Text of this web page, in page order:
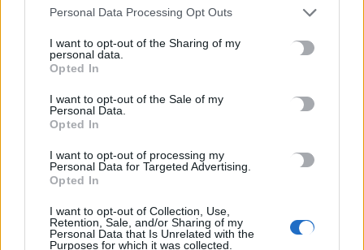
Personal Data Processing Opt Outs
I want to opt-out of the Sharing of my
personal data.
Opted In
I want to opt-out of the Sale of my
Personal Data.
Opted In
I want to opt-out of processing my
Personal Data for Targeted Advertising.
Opted In
I want to opt-out of Collection, Use,
Retention, Sale, and/or Sharing of my
Personal Data that Is Unrelated with the
Purposes for which it was collected.
που δημοσιεύτηκε
Σταμάτησαν τα εναέρια μέσα
6 Αυγούστου, 2026
Ηράκλειο: Μία σύλληψη για την έκρηξη στον φούρνο στη
Θέρισσο
Ηράκλειο: Συνεχίζεται η ασφαλτόστρωση της λ. Ικάρου